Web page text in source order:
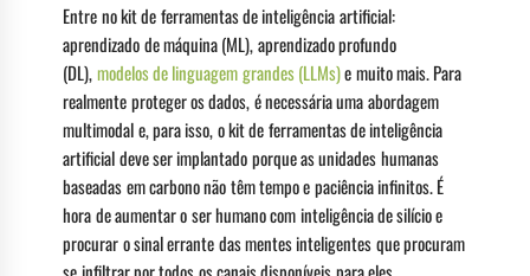
Entre no kit de ferramentas de inteligência artificial:
aprendizado de máquina (ML), aprendizado profundo
(DL),modelos de linguagem grandes (LLMs)e muito mais. Para
realmente proteger os dados, é necessária uma abordagem
multimodal e, para isso, o kit de ferramentas de inteligência
artificial deve ser implantado porque as unidades humanas
baseadas em carbono não têm tempo e paciência infinitos. É
hora de aumentar o ser humano com inteligência de silício e
procurar o sinal errante das mentes inteligentes que procuram
se infiltrar por todos os canais disponíveis para eles.